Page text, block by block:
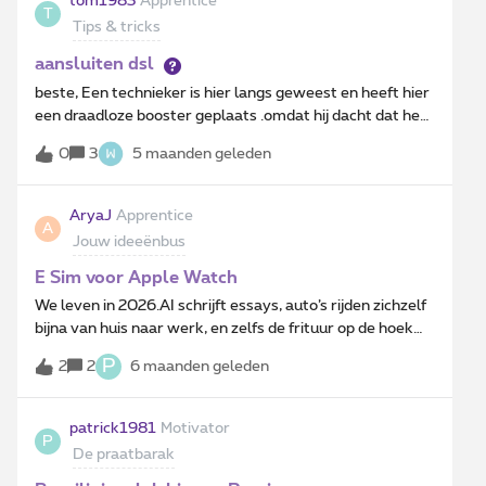
maar dicht gedaan en in Spam gestoken. Geeft dit nu
problemen? Doorgestuurd naar Safeonweb.
Tips & tricks
aansluiten dsl
beste, Een technieker is hier langs geweest en heeft hier
een draadloze booster geplaats .omdat hij dacht dat het
een de kabel lag in huis.Maar dat is blijkbaar nu toch niet
zo. hoe zou ik dat terug zelf kunnen aansluiten zodat ik
die booster terug kan wegdoen.Kan iemand mij vertellen
waar de blauwe /en wit blauwe moet en de orange /en
oranje wit moet ?dsl B1 : a1 : tel b2 : a2 :
0 3 5 maanden geleden
A
AryaJ Apprentice
Jouw ideeënbus
E Sim voor Apple Watch
We leven in 2026.AI schrijft essays, auto’s rijden zichzelf
bijna van huis naar werk, en zelfs de frituur op de hoek
heeft een gelikte online bestelpagina met track-&amp;-
trace voor je curryworst.Maar Proximus?Die krijgt het
nog steeds niet voor elkaar om — hou je vast — eSIM
voor smartwatches te ondersteunen.Hoe. Leg. Je. Dat.
Uit?Dit is geen raketwetenschap.Dit is geen futuristisch
experiment.Dit is geen “vision 2030”.Dit is een
2 2 P 6 maanden geleden
P
patrick1981 Motivator
De praatbarak